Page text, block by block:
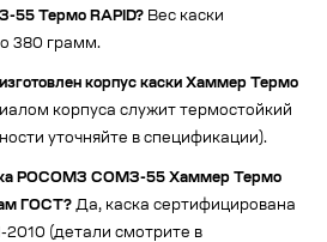
55 Термо RAPID? Вес каски
380 грамм.
корпус каски Хаммер Термо
корпуса служит термостойкий
уточняйте в спецификации).
РОСОМЗ СОМЗ-55 Хаммер Термо
ГОСТ? Да, каска сертифицирована
(детали смотрите в